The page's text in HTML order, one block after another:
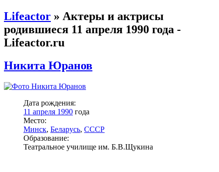
Lifeactor » Актеры и актрисы
родившиеся 11 апреля 1990 года -
Lifeactor.ru
Никита Юранов
Дата рождения:
11 апреля 1990 года
Место:
Минск, Беларусь, СССР
Образование:
Театральное училище им. Б.В.Щукина